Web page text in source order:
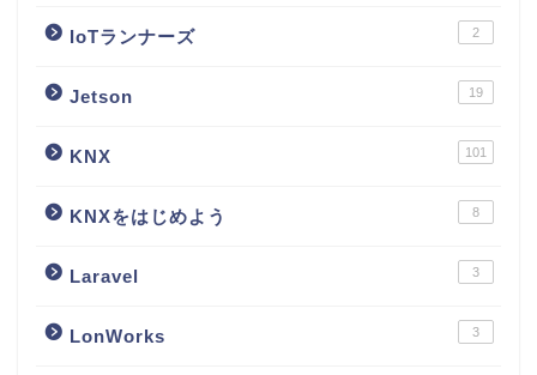
IoTランナーズ 2
Jetson 19
KNX 101
KNXをはじめよう 8
Laravel 3
LonWorks 3